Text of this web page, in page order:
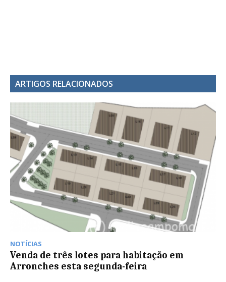
ARTIGOS RELACIONADOS
NOTÍCIAS
Venda de três lotes para habitação em
Arronches esta segunda-feira